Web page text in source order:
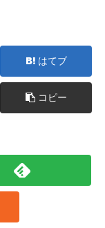
はてブ
コピー